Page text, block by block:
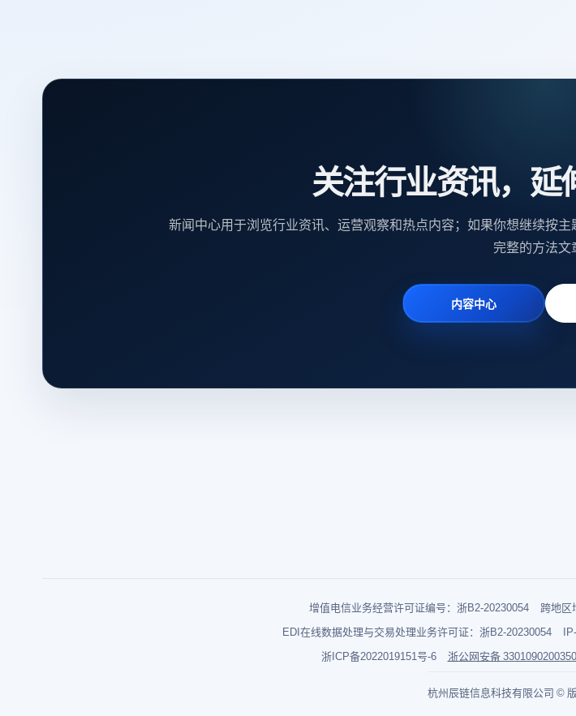
关注行业资讯，延
新闻中心用于浏览行业资讯、运营观察和热点内容；如果你想继续按
完整的方法文
内容中心
增值电信业务经营许可证编号：浙B2-20230054
跨地区
EDI在线数据处理与交易处理业务许可证：浙B2-20230054
浙ICP备2022019151号-6
浙公网安备
杭州辰链信息科技有限公司 ©